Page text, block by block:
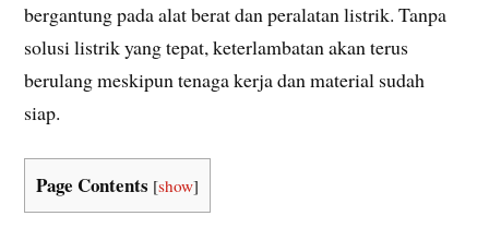
bergantung pada alat berat dan peralatan listrik. Tanpa
solusi listrik yang tepat, keterlambatan akan terus
berulang meskipun tenaga kerja dan material sudah
siap.
Page Contents [show]